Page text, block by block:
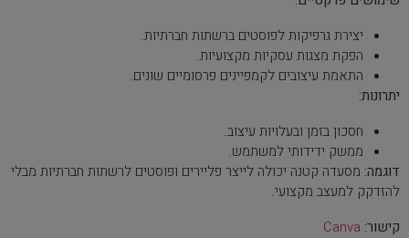
יצירת גרפיקות לפוסטים ברשתות חברתיות.
הפקת מצגות עסקיות מקצועיות.
התאמת עיצובים לקמפיינים פרסומיים שונים.
יתרונות:
חסכון בזמן ובעלויות עיצוב.
ממשק ידידותי למשתמש.
דוגמה: מסעדה קטנה יכולה לייצר פליירים ופוסטים לרשתות חברתיות מבלי
להזדקק למעצב מקצועי.
קישור: Canva